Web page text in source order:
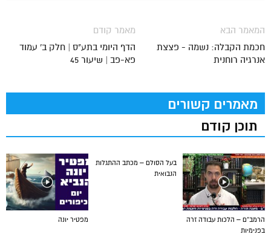
מאמר קודם
הדף היומי בתע"ס | חלק ב' עמוד
פא-פב | שיעור 45
המאמר הבא
חכמת הקבלה: נשמה - פצצת
אנרגיה רוחנית
מאמרים קשורים
תוכן קודם
מפטיר יונה
בעל הסולם – מכתב ההתגלות
הנבואית
הרמב”ם – הלכות עבודה זרה
בפנימיות